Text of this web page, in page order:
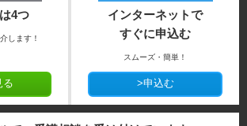
4つ
します！
る
インターネットで
すぐに申込む
スムーズ・簡単！
>申込む